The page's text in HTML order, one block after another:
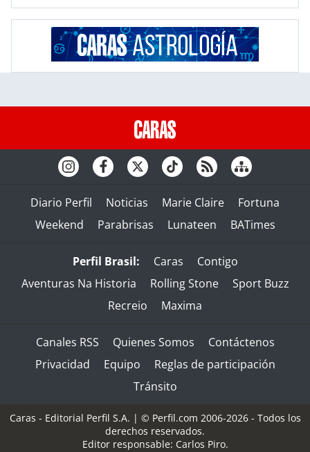
Diario Perfil Noticias Marie Claire
Fortuna
Weekend
Parabrisas Lunateen BATimes
Perfil Brasil: Caras
Contigo
Aventuras Na Historia
Rolling Stone
Sport Buzz
Recreio
Maxima
Canales RSS Quienes Somos
Contáctenos
Privacidad
Equipo
Reglas de participación
Tránsito
Caras - Editorial Perfil S.A. | © Perfil.com 2006-2026 - Todos los
derechos reservados.
Editor responsable: Carlos Piro.